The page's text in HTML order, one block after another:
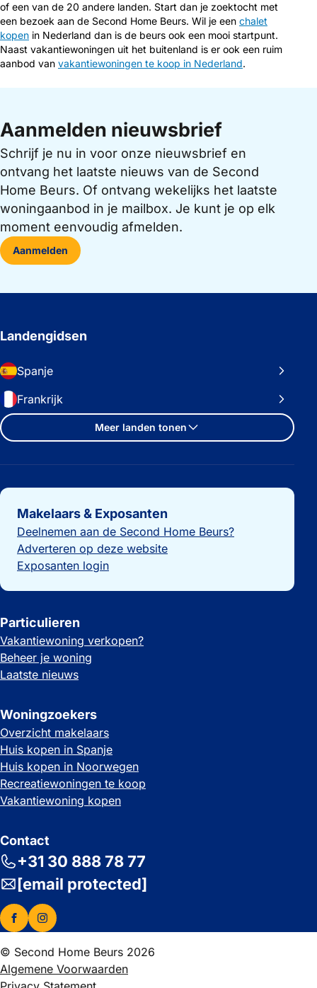
of een van de 20 andere landen. Start dan je zoektocht met
een bezoek aan de Second Home Beurs. Wil je een chalet
kopen in Nederland dan is de beurs ook een mooi startpunt.
Naast vakantiewoningen uit het buitenland is er ook een ruim
aanbod van vakantiewoningen te koop in Nederland.
Aanmelden nieuwsbrief
Schrijf je nu in voor onze nieuwsbrief en
ontvang het laatste nieuws van de Second
Home Beurs. Of ontvang wekelijks het laatste
woningaanbod in je mailbox. Je kunt je op elk
moment eenvoudig afmelden.
Aanmelden
Landengidsen
Spanje
Frankrijk
Meer landen tonen
Belangrijke links
Makelaars & Exposanten
Deelnemen aan de Second Home Beurs?
Adverteren op deze website
Exposanten login
Particulieren
Vakantiewoning verkopen?
Beheer je woning
Laatste nieuws
Woningzoekers
Overzicht makelaars
Huis kopen in Spanje
Huis kopen in Noorwegen
Recreatiewoningen te koop
Vakantiewoning kopen
Contact
+31 30 888 78 77
[email protected]
© Second Home Beurs 2026
Algemene Voorwaarden